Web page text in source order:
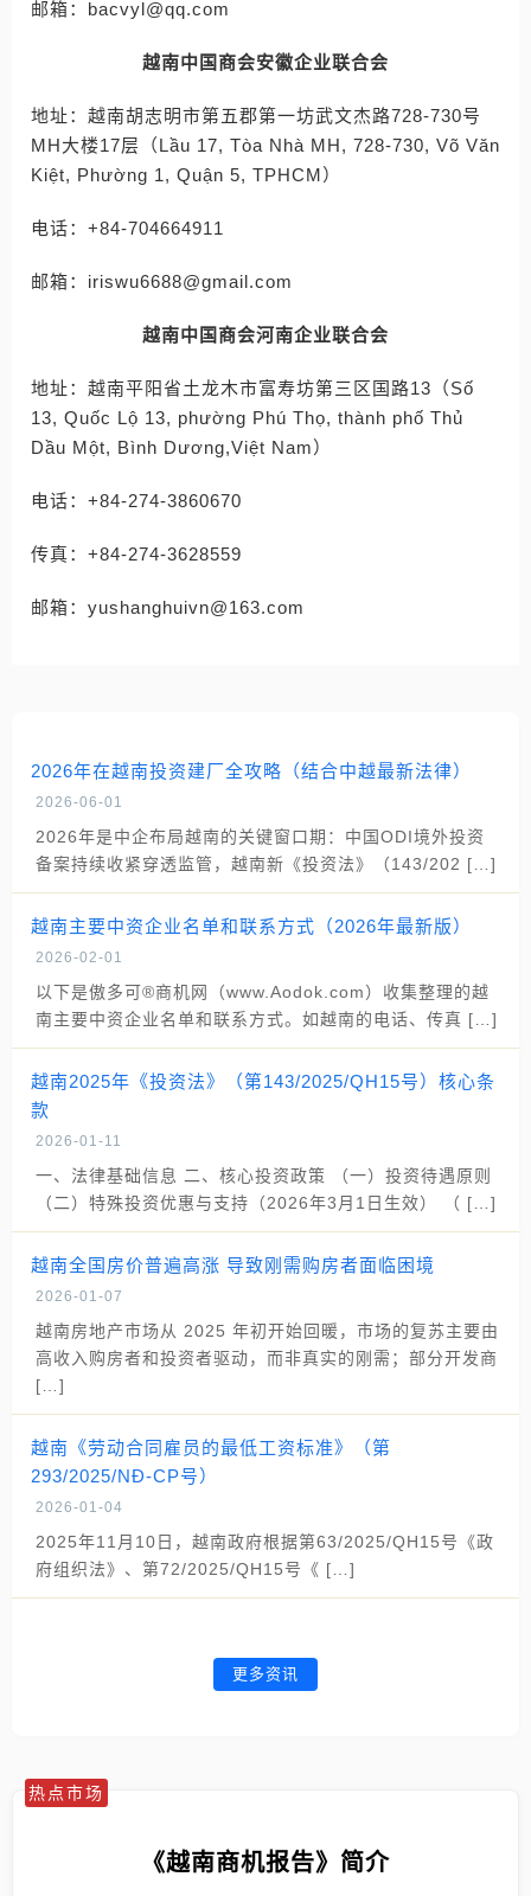
邮箱：bacvyl@qq.com
越南中国商会安徽企业联合会
地址：越南胡志明市第五郡第一坊武文杰路728-730号
MH大楼17层（Lầu 17, Tòa Nhà MH, 728-730, Võ Văn
Kiệt, Phường 1, Quận 5, TPHCM）
电话：+84-704664911
邮箱：iriswu6688@gmail.com
越南中国商会河南企业联合会
地址：越南平阳省土龙木市富寿坊第三区国路13（Số
13, Quốc Lộ 13, phường Phú Thọ, thành phố Thủ
Dầu Một, Bình Dương,Việt Nam）
电话：+84-274-3860670
传真：+84-274-3628559
邮箱：yushanghuivn@163.com
2026年在越南投资建厂全攻略（结合中越最新法律）
2026-06-01
2026年是中企布局越南的关键窗口期：中国ODI境外投资
备案持续收紧穿透监管，越南新《投资法》（143/202 […]
越南主要中资企业名单和联系方式（2026年最新版）
2026-02-01
以下是傲多可®商机网（www.Aodok.com）收集整理的越
南主要中资企业名单和联系方式。如越南的电话、传真 […]
越南2025年《投资法》（第143/2025/QH15号）核心条
款
2026-01-11
一、法律基础信息 二、核心投资政策 （一）投资待遇原则
（二）特殊投资优惠与支持（2026年3月1日生效） （ […]
越南全国房价普遍高涨 导致刚需购房者面临困境
2026-01-07
越南房地产市场从 2025 年初开始回暖，市场的复苏主要由
高收入购房者和投资者驱动，而非真实的刚需；部分开发商
[…]
越南《劳动合同雇员的最低工资标准》（第
293/2025/NĐ-CP号）
2026-01-04
2025年11月10日，越南政府根据第63/2025/QH15号《政
府组织法》、第72/2025/QH15号《 […]
更多资讯
热点市场
《越南商机报告》简介